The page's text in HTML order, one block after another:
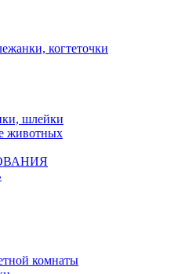
когтеточки
шлейки
животных
комнаты